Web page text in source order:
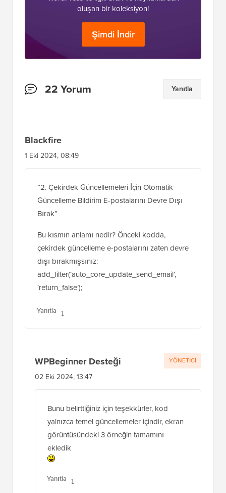
WordPress Araç Seti
Okuyucu
Etkileşimleri
22 Yorum
Blackfire
1 Eki 2024, 08:49
“2. Çekirdek Güncellemeleri İçin Otomatik
Güncelleme Bildirim E-postalarını Devre Dışı
Bu kısmın anlamı nedir? Önceki kodda,
çekirdek güncelleme e-postalarını zaten devre
dışı bırakmışsınız:
add_filter(‘auto_core_update_send_email’,
‘return_false’);
Yanıtla